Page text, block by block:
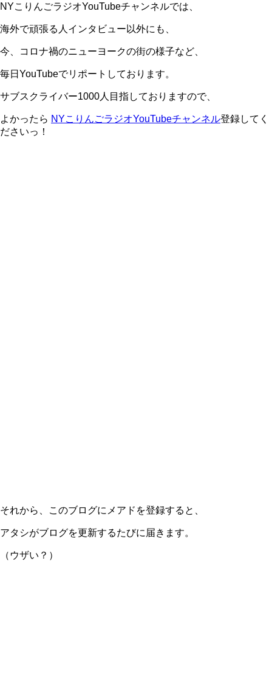
NYこりんごラジオYouTubeチャンネルでは、
海外で頑張る人インタビュー以外にも、
今、コロナ禍のニューヨークの街の様子など、
毎日YouTubeでリポートしております。
サブスクライバー1000人目指しておりますので、
よかったら NYこりんごラジオYouTubeチャンネル登録してく
ださいっ！
それから、このブログにメアドを登録すると、
アタシがブログを更新するたびに届きます。
（ウザい？）